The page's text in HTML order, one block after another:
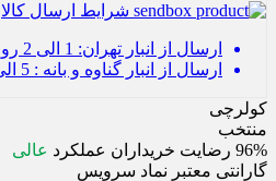
شرایط ارسال کالا
ارسال از انبار تهران: 1 الی 2 روز کاری
ارسال از انبار گناوه و بانه : 5 الی 8 روز کاری
کولرچی
منتخب
96% رضایت خریداران عملکرد عالی
گارانتی معتبر نماد سرویس